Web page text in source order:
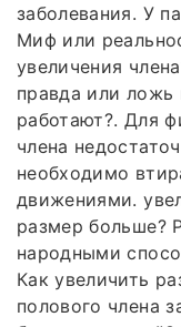
заболевания. У
Миф или
увеличения
правда или ложь
работают?. Для
члена
необходимо
движениями.
размер больше?
народными
Как увеличить
полового члена